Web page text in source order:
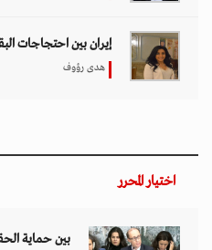
إيران بين احتجاجات
هدى رؤوف
اختيار المحرر
بين حماية